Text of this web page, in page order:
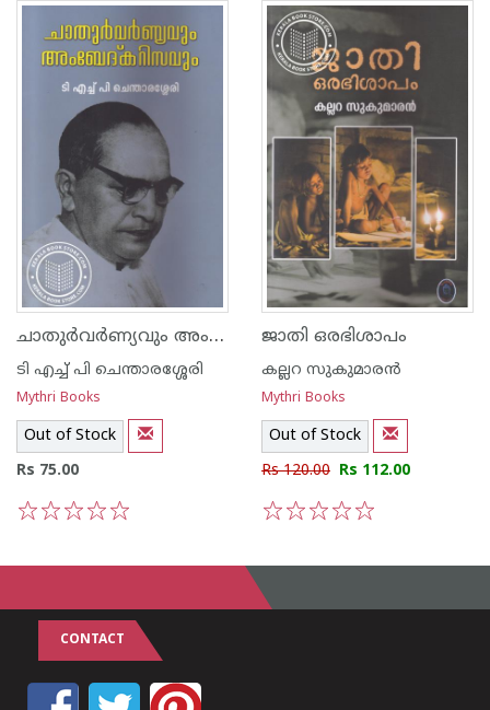
5
4
3
2
1 5
4
3
2
1
ചാതുര്‍വര്‍ണ്യവും അംബേദ്കറിസവും
ടി എച്ച് പി ചെന്താരശ്ശേരി
Mythri Books
Out of Stock
Rs 75.00
ജാതി ഒരഭിശാപം
കല്ലറ സുകുമാരന്‍
Mythri Books
Out of Stock
Rs 120.00 Rs 112.00
CONTACT